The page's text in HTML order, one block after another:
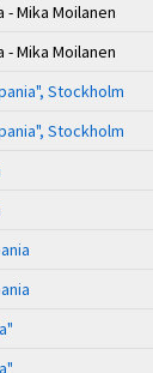
- Mika Moilanen
- Mika Moilanen
Stockholm
Stockholm